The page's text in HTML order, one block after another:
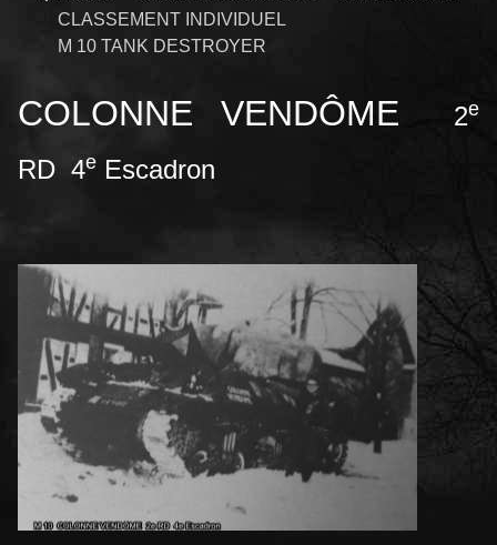
CLASSEMENT INDIVIDUEL
M 10 TANK DESTROYER
COLONNE VENDÔME 2e
RD 4e Escadron